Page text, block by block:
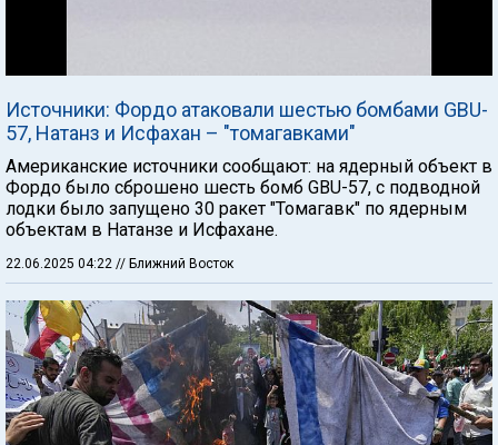
Источники: Фордо атаковали шестью бомбами GBU-
57, Натанз и Исфахан – "томагавками"
Американские источники сообщают: на ядерный объект в
Фордо было сброшено шесть бомб GBU-57, с подводной
лодки было запущено 30 ракет "Томагавк" по ядерным
объектам в Натанзе и Исфахане.
22.06.2025 04:22 // Ближний Восток